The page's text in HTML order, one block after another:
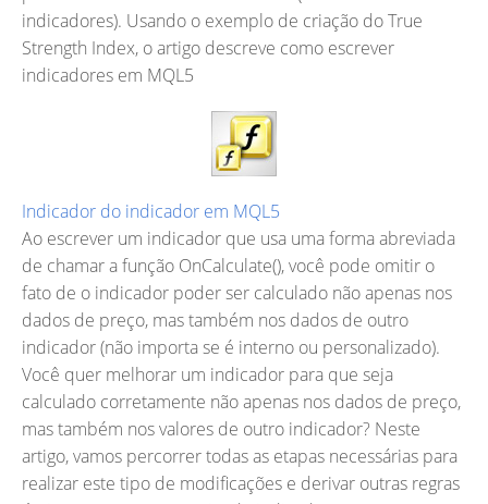
indicadores). Usando o exemplo de criação do True
Strength Index, o artigo descreve como escrever
indicadores em MQL5
Indicador do indicador em MQL5
Ao escrever um indicador que usa uma forma abreviada
de chamar a função OnCalculate(), você pode omitir o
fato de o indicador poder ser calculado não apenas nos
dados de preço, mas também nos dados de outro
indicador (não importa se é interno ou personalizado).
Você quer melhorar um indicador para que seja
calculado corretamente não apenas nos dados de preço,
mas também nos valores de outro indicador? Neste
artigo, vamos percorrer todas as etapas necessárias para
realizar este tipo de modificações e derivar outras regras